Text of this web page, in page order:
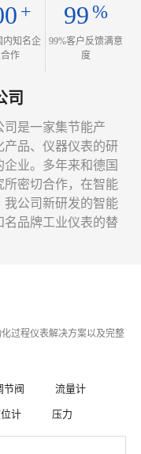
+
内知名企
作
99%
99%客户反馈满意
度
司
是一家集节能产
产品、仪器仪表的研
业。多年来和德国
密切合作，在智能
公司新研发的智能
品牌工业仪表的替
过程仪表解决方案以及完整
节阀 流量计
计 压力